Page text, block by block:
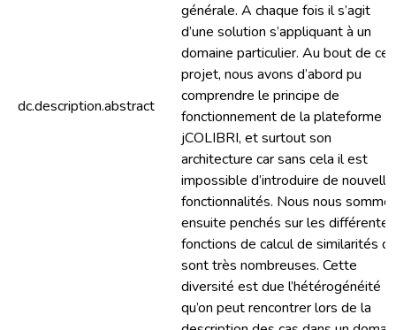
dc.description.abstract
générale. A chaque fois il s’agit
d’une solution s’appliquant à un
domaine particulier. Au bout de ce
projet, nous avons d’abord pu
comprendre le principe de
fonctionnement de la plateforme
jCOLIBRI, et surtout son
architecture car sans cela il est
impossible d’introduire de
fonctionnalités. Nous nous
ensuite penchés sur les différentes
fonctions de calcul de similarités
sont très nombreuses. Cette
diversité est due l’hétérogénéité
qu’on peut rencontrer lors de la